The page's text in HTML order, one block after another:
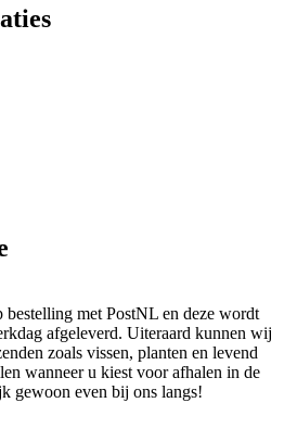
met PostNL en deze wordt
afgeleverd. Uiteraard kunnen wij
zoals vissen, planten en levend
wanneer u kiest voor afhalen in de
gewoon even bij ons langs!